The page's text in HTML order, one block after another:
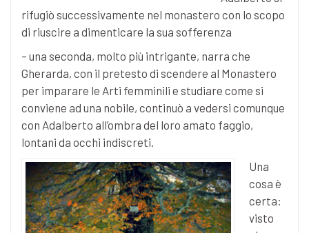
rifugiò successivamente nel monastero con lo scopo
di riuscire a dimenticare la sua sofferenza
– una seconda, molto più intrigante, narra che
Gherarda, con il pretesto di scendere al Monastero
per imparare le Arti femminili e studiare come si
conviene ad una nobile, continuò a vedersi comunque
con Adalberto all’ombra del loro amato faggio,
lontani da occhi indiscreti.
Una
cosa è
certa:
visto